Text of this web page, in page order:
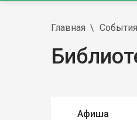
Главная События
Афиша